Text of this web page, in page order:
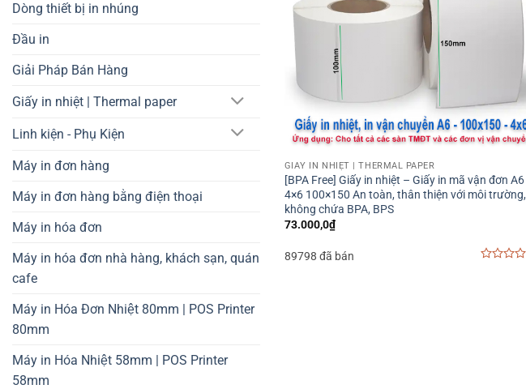
Dòng thiết bị in nhúng
Đầu in
Giải Pháp Bán Hàng
Giấy in nhiệt | Thermal paper
Linh kiện - Phụ Kiện
Máy in đơn hàng
Máy in đơn hàng bằng điện thoại
Máy in hóa đơn
Máy in hóa đơn nhà hàng, khách sạn, quán
cafe
Máy in Hóa Đơn Nhiệt 80mm | POS Printer
80mm
Máy in Hóa Nhiệt 58mm | POS Printer
58mm
GIẤY IN NHIỆT | THERMAL PAPER
[BPA Free] Giấy in nhiệt – Giấy in mã vận đơn A6
4×6 100×150 An toàn, thân thiện với môi trường,
không chứa BPA, BPS
73.000,0₫
89798 đã bán